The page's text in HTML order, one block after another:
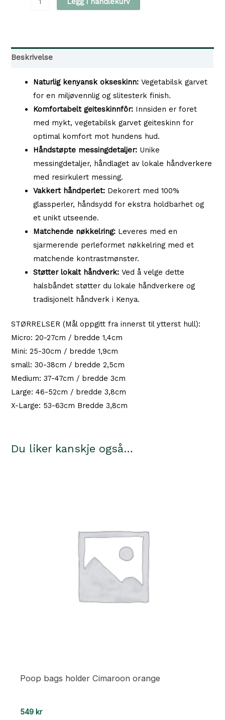
Perlehalsbånd
antall
Beskrivelse
Naturlig kenyansk okseskinn: Vegetabilsk garvet
for en miljøvennlig og slitesterk finish.
Komfortabelt geiteskinnfôr: Innsiden er foret
med mykt, vegetabilsk garvet geiteskinn for
optimal komfort mot hundens hud.
Håndstøpte messingdetaljer: Unike
messingdetaljer, håndlaget av lokale håndverkere
med resirkulert messing.
Vakkert håndperlet: Dekorert med 100%
glassperler, håndsydd for ekstra holdbarhet og
et unikt utseende.
Matchende nøkkelring: Leveres med en
sjarmerende perleformet nøkkelring med et
matchende kontrastmønster.
Støtter lokalt håndverk: Ved å velge dette
halsbåndet støtter du lokale håndverkere og
tradisjonelt håndverk i Kenya.
STØRRELSER (Mål oppgitt fra innerst til ytterst hull):
Micro: 20-27cm / bredde 1,4cm
Mini: 25-30cm / bredde 1,9cm
small: 30-38cm / bredde 2,5cm
Medium: 37-47cm / bredde 3cm
Large: 46-52cm / bredde 3,8cm
X-Large: 53-63cm Bredde 3,8cm
Du liker kanskje også…
Poop bags holder Cimaroon orange
549 kr